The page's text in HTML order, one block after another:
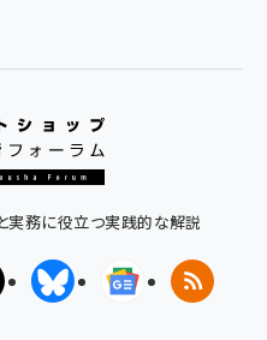
実務に役立つ実践的な解説
X(エックス)BlueskyGoogleニュ
RSS